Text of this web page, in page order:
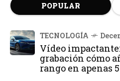
POPULAR
TECNOLOGÍA
Vídeo
grabación cómo
rango en apenas